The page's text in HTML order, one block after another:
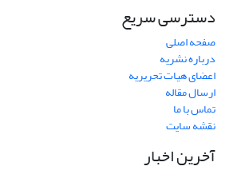
دسترسی سریع
صفحه اصلی
درباره نشریه
اعضای هیات تحریریه
ارسال مقاله
تماس با ما
نقشه سایت
آخرین اخبار